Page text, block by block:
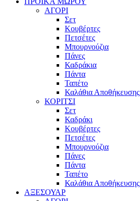
ΑΓΟΡΙ
Σετ
Κουβέρτες
Πετσέτες
Μπουρνούζια
Πάνες
Καδράκια
Πάντα
Ταπέτο
Καλάθια Αποθήκευσης
ΚΟΡΙΤΣΙ
Σετ
Καδράκι
Κουβέρτες
Πετσέτες
Μπουρνούζια
Πάνες
Πάντα
Ταπέτο
Καλάθια Αποθήκευσης
ΑΞΕΣΟΥΑΡ